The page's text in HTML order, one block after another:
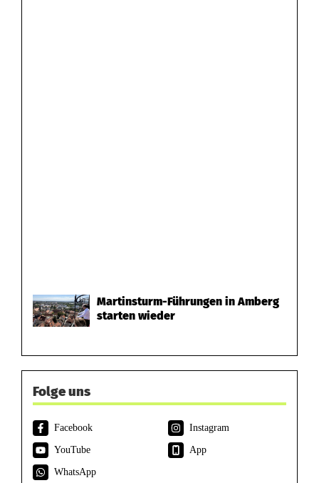
Martinsturm-Führungen in Amberg
starten wieder
Folge uns
Facebook
Instagram
YouTube
App
WhatsApp